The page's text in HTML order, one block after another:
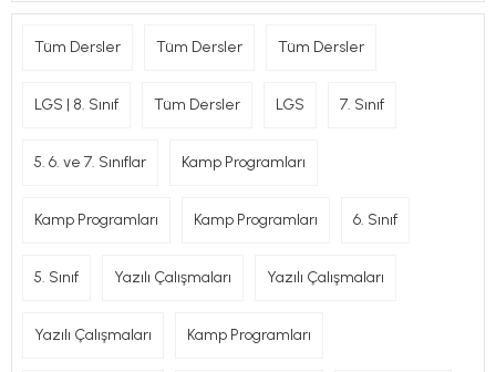
Tüm Dersler Tüm Dersler Tüm Dersler
LGS | 8. Sınıf Tüm Dersler LGS 7. Sınıf
5. 6. ve 7. Sınıflar Kamp Programları
Kamp Programları Kamp Programları 6. Sınıf
5. Sınıf Yazılı Çalışmaları Yazılı Çalışmaları
Yazılı Çalışmaları Kamp Programları